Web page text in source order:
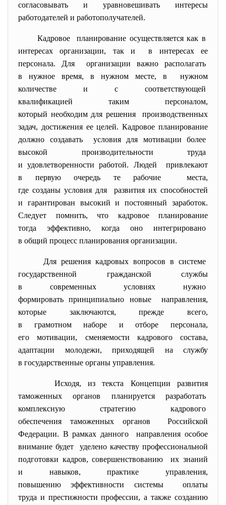
согласовывать и уравновешивать интересы
работодателей и работополучателей.
Кадровое планирование осуществляется как в
интересах организации, так и в интересах ее
персонала. Для организации важно располагать
в нужное время, в нужном месте, в нужном
количестве и с соответствующей
квалификацией таким персоналом,
который необходим для решения производственных
задач, достижения ее целей. Кадровое планирование
должно создавать условия для мотивации более
высокой производительности труда
и удовлетворенности работой. Людей привлекают
в первую очередь те рабочие места,
где созданы условия для развития их способностей
и гарантирован высокий и постоянный заработок.
Следует помнить, что кадровое планирование
тогда эффективно, когда оно интегрировано
в общий процесс планирования организации.
Для решения кадровых вопросов в системе
государственной гражданской службы
в современных условиях нужно
формировать принципиально новые направления,
которые заключаются, прежде всего,
в грамотном наборе и отборе персонала,
его мотивации, сменяемости кадрового состава,
адаптации молодежи, приходящей на службу
в государственные органы управления.
Исходя, из текста Концепции развития
таможенных органов планируется разработать
комплексную стратегию кадрового
обеспечения таможенных органов Российской
Федерации. В рамках данного направления особое
внимание будет уделено качеству профессиональной
подготовки кадров, совершенствованию их знаний
и навыков, практике управления,
повышению эффективности системы оплаты
труда и престижности профессии, а также созданию